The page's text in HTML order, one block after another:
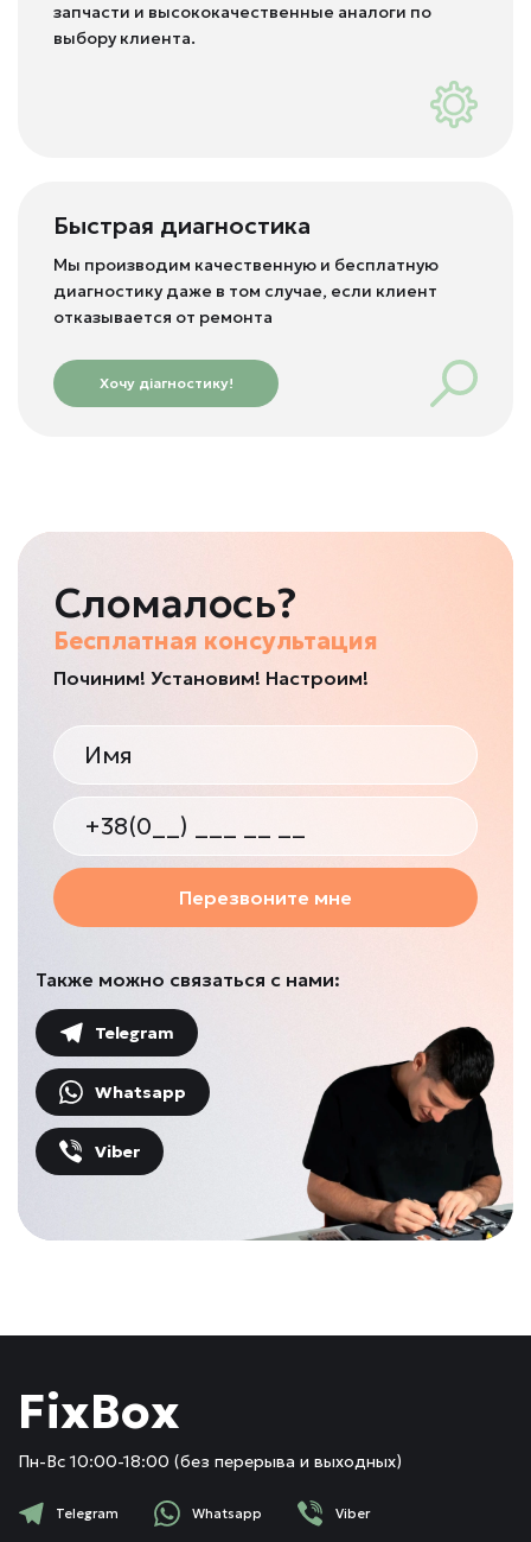
запчасти и высококачественные аналоги по
выбору клиента.
Быстрая диагностика
Мы производим качественную и бесплатную
диагностику даже в том случае, если клиент
отказывается от ремонта
Хочу діагностику!
Сломалось?
Бесплатная консультация
Починим! Установим! Настроим!
Перезвоните мне
Также можно связаться с нами:
Telegram
Whatsapp
Viber
FixBox
Пн-Вс 10:00-18:00 (без перерыва и выходных)
Telegram Whatsapp Viber